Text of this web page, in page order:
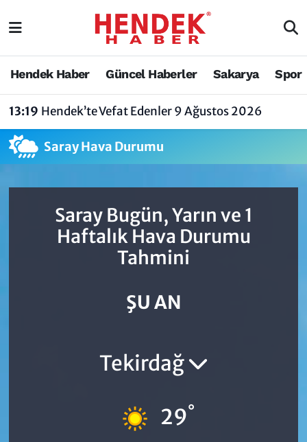
Hendek Haber Güncel Haberler Sakarya Spor
13:19 Hendek’te Vefat Edenler 9 Ağustos 2026
Saray Hava Durumu
Saray Bugün, Yarın ve 1
Haftalık Hava Durumu
Tahmini
ŞU AN
Tekirdağ
29°
Hendek Haber
Nöbetçi Eczaneler
Vefat Edenler
Hendek Haber
Sakarya
Hakkında
Hendek Haber Reklam Servisi
Sakarya Nöbetçi Eczaneler
Sakarya Trafik Yoğunluk Haritası
Süper Lig Puan Durumu ve Fikstür
Tüm Manşetler
Son Dakika Haberleri